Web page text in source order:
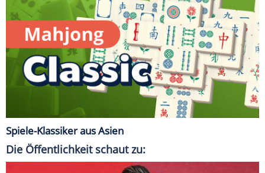
Spiele-Klassiker aus Asien
Die Öffentlichkeit schaut zu: